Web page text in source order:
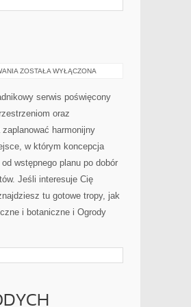
KRZEWY
ZOSTAŁA WYŁĄCZONA
serwis poświęcony
oraz
harmonijny
w którym koncepcja
wstępnego planu po dobór
Jeśli interesuje Cię
tu gotowe tropy, jak
i botaniczne i Ogrody